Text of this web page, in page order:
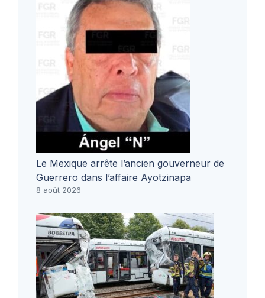
Le Mexique arrête l’ancien gouverneur de
Guerrero dans l’affaire Ayotzinapa
8 août 2026